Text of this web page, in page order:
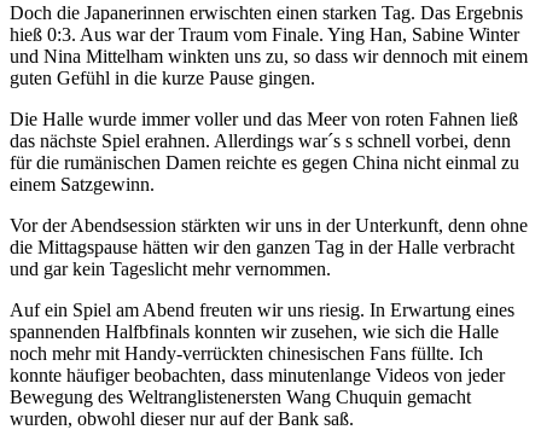
Doch die Japanerinnen erwischten einen starken Tag. Das Ergebnis
hieß 0:3. Aus war der Traum vom Finale. Ying Han, Sabine Winter
und Nina Mittelham winkten uns zu, so dass wir dennoch mit einem
guten Gefühl in die kurze Pause gingen.
Die Halle wurde immer voller und das Meer von roten Fahnen ließ
das nächste Spiel erahnen. Allerdings war´s s schnell vorbei, denn
für die rumänischen Damen reichte es gegen China nicht einmal zu
einem Satzgewinn.
Vor der Abendsession stärkten wir uns in der Unterkunft, denn ohne
die Mittagspause hätten wir den ganzen Tag in der Halle verbracht
und gar kein Tageslicht mehr vernommen.
Auf ein Spiel am Abend freuten wir uns riesig. In Erwartung eines
spannenden Halfbfinals konnten wir zusehen, wie sich die Halle
noch mehr mit Handy-verrückten chinesischen Fans füllte. Ich
konnte häufiger beobachten, dass minutenlange Videos von jeder
Bewegung des Weltranglistenersten Wang Chuquin gemacht
wurden, obwohl dieser nur auf der Bank saß.